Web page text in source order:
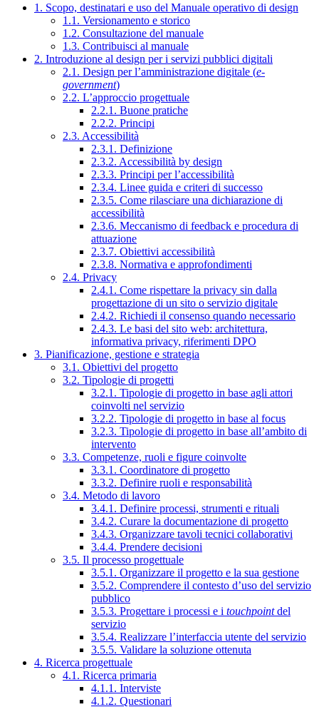
1. Scopo, destinatari e uso del Manuale operativo di design
1.1. Versionamento e storico
1.2. Consultazione del manuale
1.3. Contribuisci al manuale
2. Introduzione al design per i servizi pubblici digitali
2.1. Design per l’amministrazione digitale (e-
government)
2.2. L’approccio progettuale
2.2.1. Buone pratiche
2.2.2. Principi
2.3. Accessibilità
2.3.1. Definizione
2.3.2. Accessibilità by design
2.3.3. Principi per l’accessibilità
2.3.4. Linee guida e criteri di successo
2.3.5. Come rilasciare una dichiarazione di
accessibilità
2.3.6. Meccanismo di feedback e procedura di
attuazione
2.3.7. Obiettivi accessibilità
2.3.8. Normativa e approfondimenti
2.4. Privacy
2.4.1. Come rispettare la privacy sin dalla
progettazione di un sito o servizio digitale
2.4.2. Richiedi il consenso quando necessario
2.4.3. Le basi del sito web: architettura,
informativa privacy, riferimenti DPO
3. Pianificazione, gestione e strategia
3.1. Obiettivi del progetto
3.2. Tipologie di progetti
3.2.1. Tipologie di progetto in base agli attori
coinvolti nel servizio
3.2.2. Tipologie di progetto in base al focus
3.2.3. Tipologie di progetto in base all’ambito di
intervento
3.3. Competenze, ruoli e figure coinvolte
3.3.1. Coordinatore di progetto
3.3.2. Definire ruoli e responsabilità
3.4. Metodo di lavoro
3.4.1. Definire processi, strumenti e rituali
3.4.2. Curare la documentazione di progetto
3.4.3. Organizzare tavoli tecnici collaborativi
3.4.4. Prendere decisioni
3.5. Il processo progettuale
3.5.1. Organizzare il progetto e la sua gestione
3.5.2. Comprendere il contesto d’uso del servizio
pubblico
3.5.3. Progettare i processi e i touchpointdel
servizio
3.5.4. Realizzare l’interfaccia utente del servizio
3.5.5. Validare la soluzione ottenuta
4. Ricerca progettuale
4.1. Ricerca primaria
4.1.1. Interviste
4.1.2. Questionari